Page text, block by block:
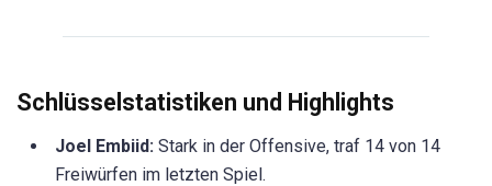
Schlüsselstatistiken und Highlights
Joel Embiid: Stark in der Offensive, traf 14 von 14
Freiwürfen im letzten Spiel.